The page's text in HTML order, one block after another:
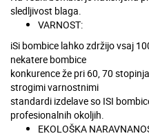
sledljivost blaga.
VARNOST:
iSi bombice lahko zdržijo vsaj
nekatere bombice
konkurence že pri 60, 70
strogimi varnostnimi
standardi izdelave so ISI
profesionalnih okoljih.
EKOLOŠKA